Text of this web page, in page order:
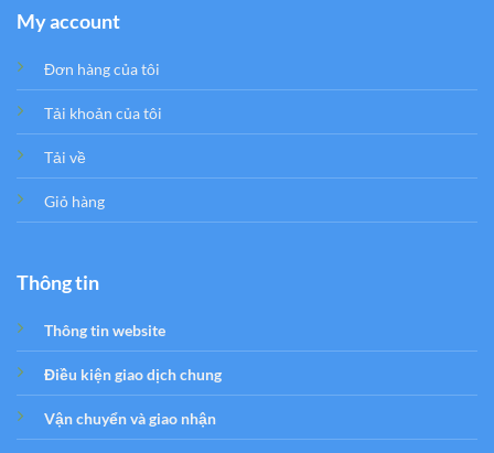
My account
Đơn hàng của tôi
Tải khoản của tôi
Tải về
Giỏ hàng
Thông tin
Thông tin website
Điều kiện giao dịch chung
Vận chuyển và giao nhận